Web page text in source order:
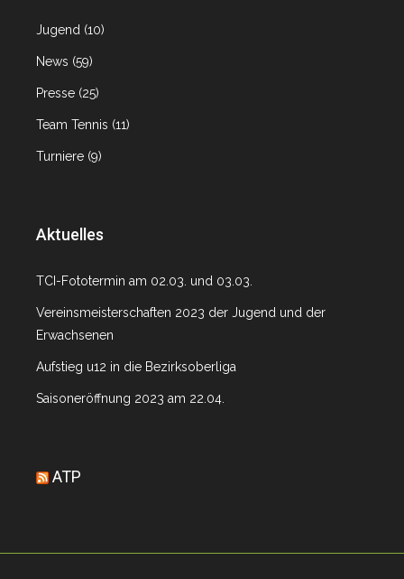
Jugend (10)
News (59)
Presse (25)
Team Tennis (11)
Turniere (9)
Aktuelles
TCI-Fototermin am 02.03. und 03.03.
Vereinsmeisterschaften 2023 der Jugend und der
Erwachsenen
Aufstieg u12 in die Bezirksoberliga
Saisoneröffnung 2023 am 22.04.
ATP